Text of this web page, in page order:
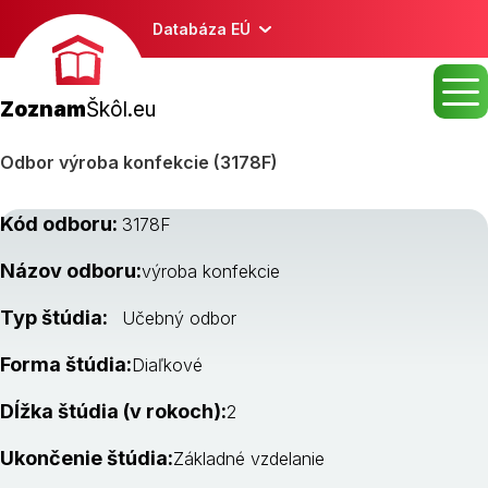
Databáza EÚ
ZoznamŠkôl.eu
Odbor výroba konfekcie (3178F)
Kód odboru: 3178F
Názov odboru:výroba konfekcie
Typ štúdia: Učebný odbor
Forma štúdia:Diaľkové
Dĺžka štúdia (v rokoch):2
Ukončenie štúdia:Základné vzdelanie